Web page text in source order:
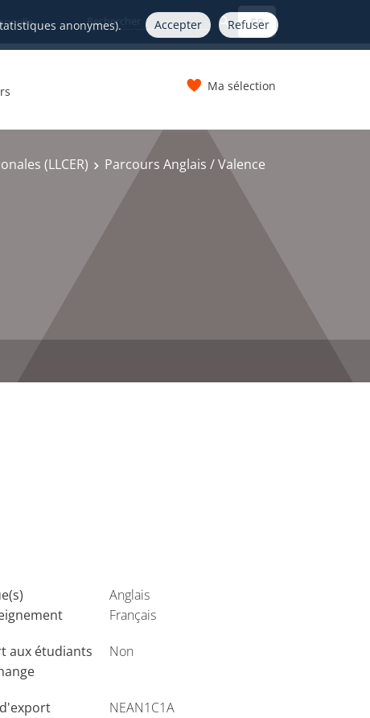
anonymes). Accepter Refuser
FR
Ma sélection
(LLCER)
Parcours Anglais / Valence
Anglais
Français
aux étudiants
Non
NEAN1C1A